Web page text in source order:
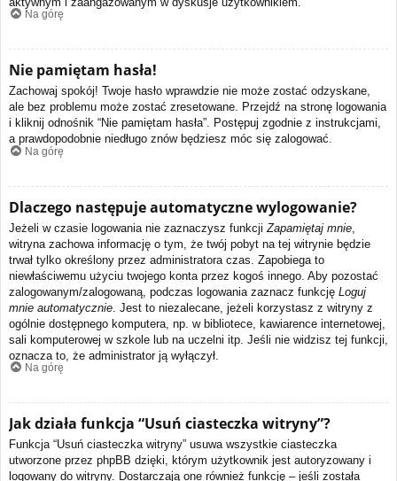
Na górę
Nie pamiętam hasła!
Zachowaj spokój! Twoje hasło wprawdzie nie może zostać odzyskane,
ale bez problemu może zostać zresetowane. Przejdź na stronę logowania
i kliknij odnośnik “Nie pamiętam hasła”. Postępuj zgodnie z instrukcjami,
a prawdopodobnie niedługo znów będziesz móc się zalogować.
Na górę
Dlaczego następuje automatyczne wylogowanie?
Jeżeli w czasie logowania nie zaznaczysz funkcji Zapamiętaj mnie
witryna zachowa informację o tym, że twój pobyt na tej witrynie będzie
trwał tylko określony przez administratora czas. Zapobiega to
niewłaściwemu użyciu twojego konta przez kogoś innego. Aby pozostać
zalogowanym/zalogowaną, podczas logowania zaznacz funkcję Loguj
mnie automatycznie . Jest to niezalecane, jeżeli korzystasz z witryny z
ogólnie dostępnego komputera, np. w bibliotece, kawiarence internetowej,
sali komputerowej w szkole lub na uczelni itp. Jeśli nie widzisz tej funkcji,
oznacza to, że administrator ją wyłączył.
Na górę
Jak działa funkcja “Usuń ciasteczka witryny”?
Funkcja “Usuń ciasteczka witryny” usuwa wszystkie ciasteczka
utworzone przez phpBB dzięki, którym użytkownik jest autoryzowany i
logowany do witryny. Dostarczają one również funkcję – jeśli została